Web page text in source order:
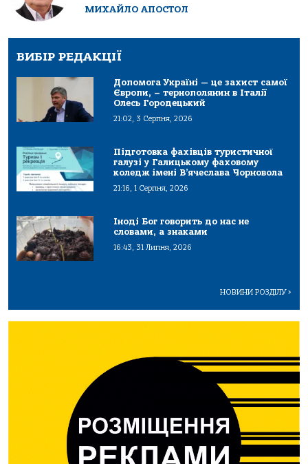
МИХАЙЛО АПОСТОЛ
ВИБІР РЕДАКЦІЇ
Допомога Україні — це захист самої
Європи, – тернополянин в Італії
Олесь Городецький
21:02, 3 Серпня, 2026
Підготовка фахівців туристичної
галузі у Галицькому фаховому
коледж імені В’ячеслава Чорновола
21:16, 1 Серпня, 2026
Іноді Бог говорить до нас не
словами, а знаками
16:43, 31 Липня, 2026
НОВИНИ РОЗДІЛУ>